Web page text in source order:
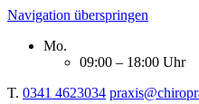
Navigation überspringen
Mo.
09:00 – 18:00 Uhr
T. 0341 4623034